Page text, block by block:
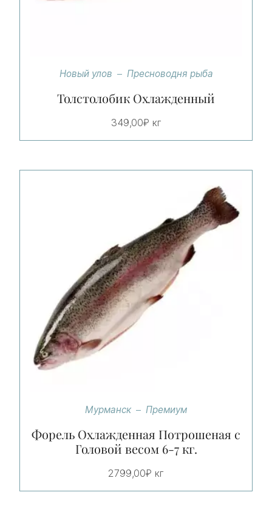
Новый улов Пресноводня рыба
Толстолобик Охлажденный
349,00₽ кг
Мурманск Премиум
Форель Охлажденная Потрошеная с
Головой весом 6-7 кг.
2799,00₽ кг